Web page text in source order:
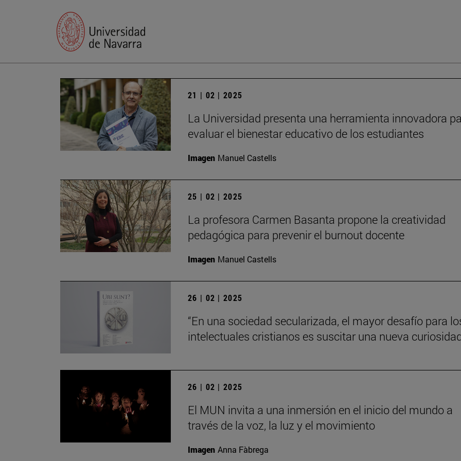
21 | 02 | 2025
La Universidad presenta una herramienta innovadora
evaluar el bienestar educativo de los estudiantes
Imagen Manuel Castells
25 | 02 | 2025
La profesora Carmen Basanta propone la creatividad
pedagógica para prevenir el burnout docente
Imagen Manuel Castells
26 | 02 | 2025
“En una sociedad secularizada, el mayor desafío para
intelectuales cristianos es suscitar una nueva
26 | 02 | 2025
El MUN invita a una inmersión en el inicio del mundo a
través de la voz, la luz y el movimiento
Imagen Anna Fàbrega